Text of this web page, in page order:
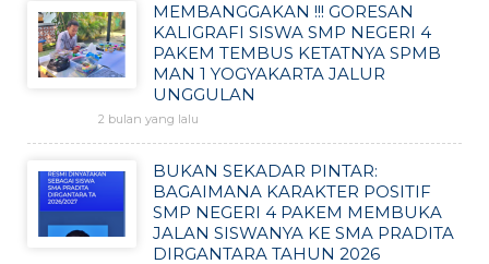
MEMBANGGAKAN !!! GORESAN
KALIGRAFI SISWA SMP NEGERI 4
PAKEM TEMBUS KETATNYA SPMB
MAN 1 YOGYAKARTA JALUR
UNGGULAN
2 bulan yang lalu
BUKAN SEKADAR PINTAR:
BAGAIMANA KARAKTER POSITIF
SMP NEGERI 4 PAKEM MEMBUKA
JALAN SISWANYA KE SMA PRADITA
DIRGANTARA TAHUN 2026